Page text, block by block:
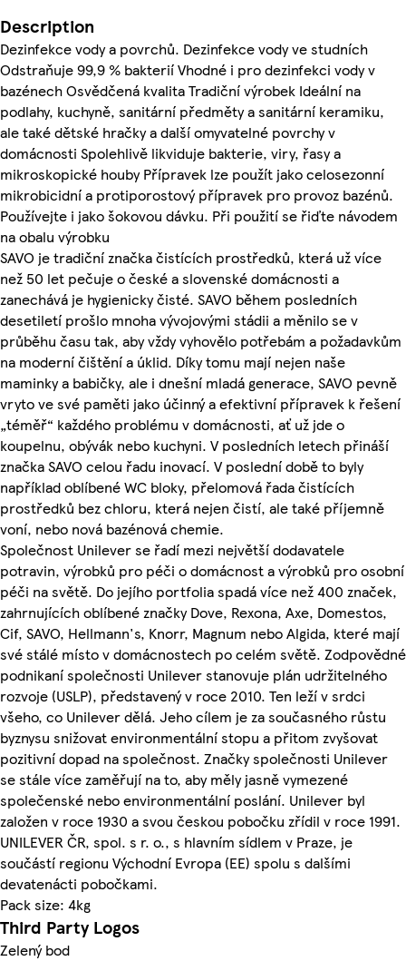
Description
Dezinfekce vody a povrchů. Dezinfekce vody ve studních
Odstraňuje 99,9 % bakterií Vhodné i pro dezinfekci vody v
bazénech Osvědčená kvalita Tradiční výrobek Ideální na
podlahy, kuchyně, sanitární předměty a sanitární keramiku,
ale také dětské hračky a další omyvatelné povrchy v
domácnosti Spolehlivě likviduje bakterie, viry, řasy a
mikroskopické houby Přípravek lze použít jako celosezonní
mikrobicidní a protiporostový přípravek pro provoz bazénů.
Používejte i jako šokovou dávku. Při použití se řiďte návodem
na obalu výrobku
SAVO je tradiční značka čistících prostředků, která už více
než 50 let pečuje o české a slovenské domácnosti a
zanechává je hygienicky čisté. SAVO během posledních
desetiletí prošlo mnoha vývojovými stádii a měnilo se v
průběhu času tak, aby vždy vyhovělo potřebám a požadavkům
na moderní čištění a úklid. Díky tomu mají nejen naše
maminky a babičky, ale i dnešní mladá generace, SAVO pevně
vryto ve své paměti jako účinný a efektivní přípravek k řešení
„téměř“ každého problému v domácnosti, ať už jde o
koupelnu, obývák nebo kuchyni. V posledních letech přináší
značka SAVO celou řadu inovací. V poslední době to byly
například oblíbené WC bloky, přelomová řada čistících
prostředků bez chloru, která nejen čistí, ale také příjemně
voní, nebo nová bazénová chemie.
Společnost Unilever se řadí mezi největší dodavatele
potravin, výrobků pro péči o domácnost a výrobků pro osobní
péči na světě. Do jejího portfolia spadá více než 400 značek,
zahrnujících oblíbené značky Dove, Rexona, Axe, Domestos,
Cif, SAVO, Hellmann's, Knorr, Magnum nebo Algida, které mají
své stálé místo v domácnostech po celém světě. Zodpovědné
podnikaní společnosti Unilever stanovuje plán udržitelného
rozvoje (USLP), představený v roce 2010. Ten leží v srdci
všeho, co Unilever dělá. Jeho cílem je za současného růstu
byznysu snižovat environmentální stopu a přitom zvyšovat
pozitivní dopad na společnost. Značky společnosti Unilever
se stále více zaměřují na to, aby měly jasně vymezené
společenské nebo environmentální poslání. Unilever byl
založen v roce 1930 a svou českou pobočku zřídil v roce 1991.
UNILEVER ČR, spol. s r. o., s hlavním sídlem v Praze, je
součástí regionu Východní Evropa (EE) spolu s dalšími
devatenácti pobočkami.
Pack size: 4kg
Third Party Logos
Zelený bod